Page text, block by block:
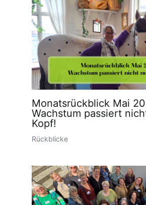
Monatsrückblick Mai
Wachstum passiert
Kopf!
Rückblicke